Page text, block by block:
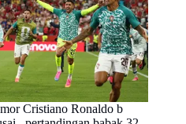
Cristiano Ronaldo b